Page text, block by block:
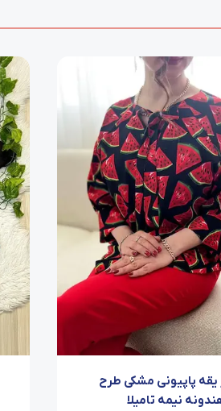
پاپیونی مشکی طرح
نیمه تامیلا